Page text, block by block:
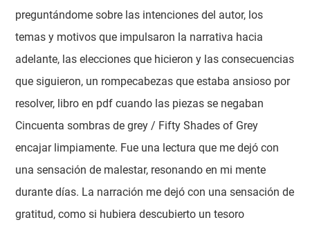
preguntándome sobre las intenciones del autor, los
temas y motivos que impulsaron la narrativa hacia
adelante, las elecciones que hicieron y las consecuencias
que siguieron, un rompecabezas que estaba ansioso por
resolver, libro en pdf cuando las piezas se negaban
Cincuenta sombras de grey / Fifty Shades of Grey
encajar limpiamente. Fue una lectura que me dejó con
una sensación de malestar, resonando en mi mente
durante días. La narración me dejó con una sensación de
gratitud, como si hubiera descubierto un tesoro